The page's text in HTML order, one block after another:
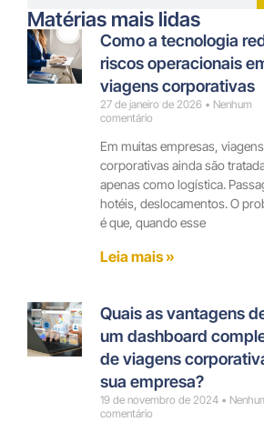
Matérias mais lidas
Como a tecnologia
riscos operacionais
viagens corporativas
27 de janeiro de 2026
Nenhum
comentário
Em muitas empresas, viagens
corporativas ainda são
apenas como logística.
hotéis, deslocamentos. O
é que, quando esse
Leia mais »
Quais as vantagens
um dashboard
de viagens
sua empresa?
19 de novembro de 2024
comentário